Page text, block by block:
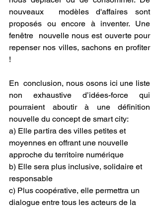
nouveaux  modèles d'affaires sont
proposés ou encore à inventer. Une
fenêtre  nouvelle nous est ouverte pour
repenser nos villes, sachons en profiter
!
En  conclusion, nous osons ici une liste
non exhaustive d’idées-force qui
pourraient aboutir à une définition
nouvelle du concept de smart city:
a) Elle partira des villes petites et
moyennes en offrant une nouvelle
approche du territoire numérique
b) Elle sera plus inclusive, solidaire et
responsable
c) Plus coopérative, elle permettra un
dialogue entre tous les acteurs de la